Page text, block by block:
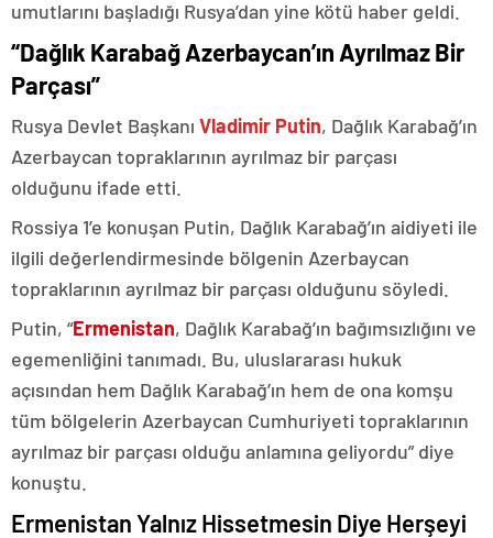
umutlarını başladığı Rusya’dan yine kötü haber geldi.
“Dağlık Karabağ Azerbaycan’ın Ayrılmaz Bir
Parçası”
Rusya Devlet Başkanı Vladimir Putin, Dağlık Karabağ’ın
Azerbaycan topraklarının ayrılmaz bir parçası
olduğunu ifade etti.
Rossiya 1’e konuşan Putin, Dağlık Karabağ’ın aidiyeti ile
ilgili değerlendirmesinde bölgenin Azerbaycan
topraklarının ayrılmaz bir parçası olduğunu söyledi.
Putin, “Ermenistan, Dağlık Karabağ’ın bağımsızlığını ve
egemenliğini tanımadı. Bu, uluslararası hukuk
açısından hem Dağlık Karabağ’ın hem de ona komşu
tüm bölgelerin Azerbaycan Cumhuriyeti topraklarının
ayrılmaz bir parçası olduğu anlamına geliyordu” diye
konuştu.
Ermenistan Yalnız Hissetmesin Diye Herşeyi